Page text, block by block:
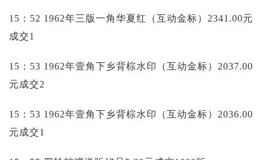
15：52 1962年三版一角华夏红（互动金标）2341.00元
成交1
15：53 1962年壹角下乡背棕水印（互动金标）2037.00
元成交2
15：53 1962年壹角下乡背棕水印（互动金标）2036.00
元成交1